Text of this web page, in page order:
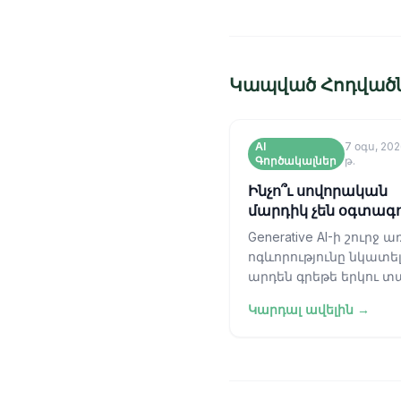
Կապված
AI
Գործակալներ
7 օգս,
թ.
Ինչո՞ւ սովորական
մարդիկ չեն
AI գործակալներ
Generative AI-ի շուրջ
ոգևորությունը
արդեն գրեթե երկու
խոշոր լեզվական
Կարդալ ավելին →